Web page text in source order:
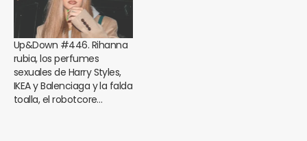
Up&Down #446. Rihanna
rubia, los perfumes
sexuales de Harry Styles,
IKEA y Balenciaga y la falda
toalla, el robotcore…